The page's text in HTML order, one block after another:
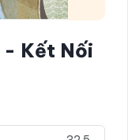
- Kết Nối